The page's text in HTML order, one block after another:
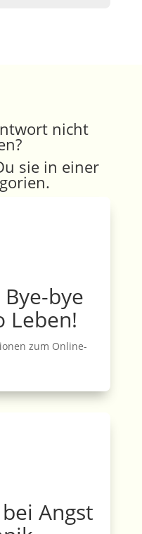
nicht
sie in einer
bye
Leben!
zum Online-
Angst